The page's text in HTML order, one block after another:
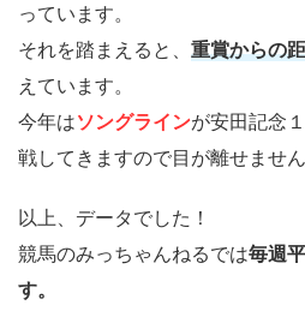
っています。
それを踏まえると、 重賞からの
えています。
今年はソングラインが安田記念
戦してきますので目が離せません
以上、データでした！
競馬のみっちゃんねるでは毎週
す。